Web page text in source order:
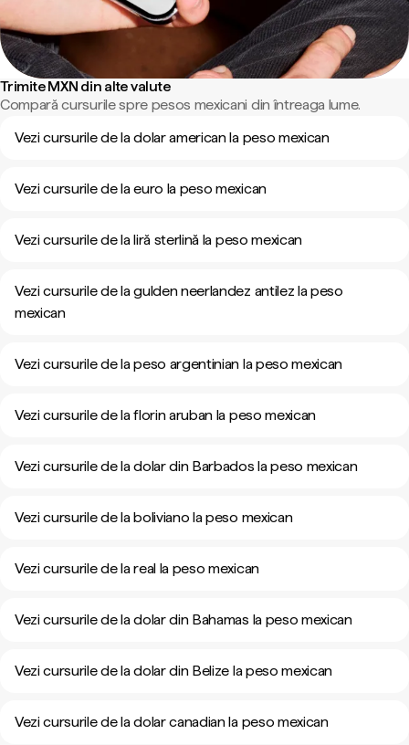
Trimite MXN din alte valute
Compară cursurile spre pesos mexicani din întreaga lume.
Vezi cursurile de la dolar american la peso mexican
Vezi cursurile de la euro la peso mexican
Vezi cursurile de la liră sterlină la peso mexican
Vezi cursurile de la gulden neerlandez antilez la peso
mexican
Vezi cursurile de la peso argentinian la peso mexican
Vezi cursurile de la florin aruban la peso mexican
Vezi cursurile de la dolar din Barbados la peso mexican
Vezi cursurile de la boliviano la peso mexican
Vezi cursurile de la real la peso mexican
Vezi cursurile de la dolar din Bahamas la peso mexican
Vezi cursurile de la dolar din Belize la peso mexican
Vezi cursurile de la dolar canadian la peso mexican